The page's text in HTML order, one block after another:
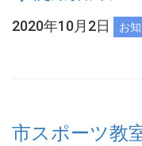
2020年10月2日 お
市スポーツ教